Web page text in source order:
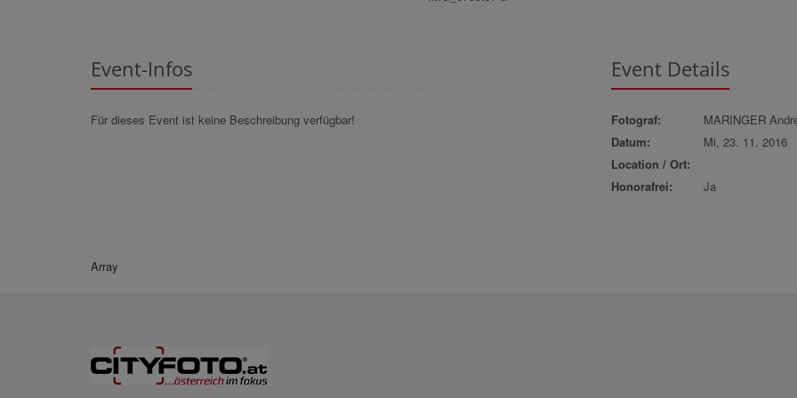
Event-Infos
Für dieses Event ist keine Beschreibung verfügbar!
Event Details
Fotograf:
MARINGER
Datum:
Mi, 23. 11. 2016
Location / Ort:
Honorafrei:
Ja
Array